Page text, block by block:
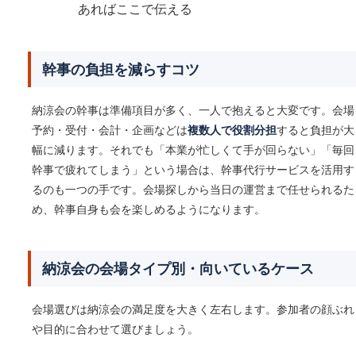
あればここで伝える
幹事の負担を減らすコツ
納涼会の幹事は準備項目が多く、一人で抱えると大変です。会場
予約・受付・会計・企画などは複数人で役割分担すると負担が大
幅に減ります。それでも「本業が忙しくて手が回らない」「毎回
幹事で疲れてしまう」という場合は、幹事代行サービスを活用す
るのも一つの手です。会場探しから当日の運営まで任せられるた
め、幹事自身も会を楽しめるようになります。
納涼会の会場タイプ別・向いているケース
会場選びは納涼会の満足度を大きく左右します。参加者の顔ぶれ
や目的に合わせて選びましょう。